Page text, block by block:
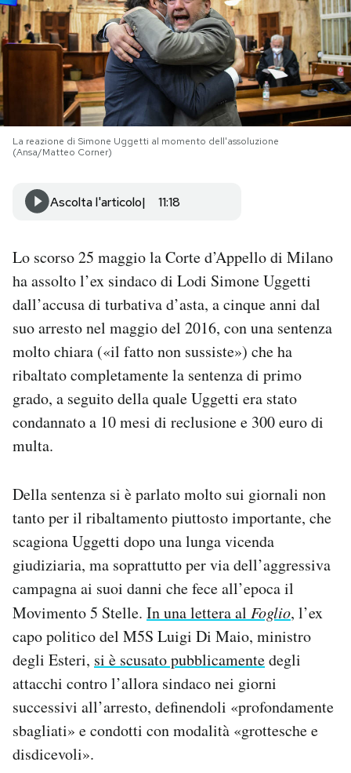
PODCAST
NEWSLETTER
I MIEI PREFERITI
AREA PERSONALE
Newsletter
Notifiche mobile
Regala il Post
Hai bisogno di aiuto?
Esci
La reazione di Simone Uggetti al momento dell'assoluzione
(Ansa/Matteo Corner)
Ascolta l'articolo 11:18
Lo scorso 25 maggio la Corte d’Appello di Milano
ha assolto l’ex sindaco di Lodi Simone Uggetti
dall’accusa di turbativa d’asta, a cinque anni dal
suo arresto nel maggio del 2016, con una sentenza
molto chiara («il fatto non sussiste») che ha
ribaltato completamente la sentenza di primo
grado, a seguito della quale Uggetti era stato
condannato a 10 mesi di reclusione e 300 euro di
multa.
Della sentenza si è parlato molto sui giornali non
tanto per il ribaltamento piuttosto importante, che
scagiona Uggetti dopo una lunga vicenda
giudiziaria, ma soprattutto per via dell’aggressiva
campagna ai suoi danni che fece all’epoca il
Movimento 5 Stelle. In una lettera al Foglio, l’ex
capo politico del M5S Luigi Di Maio, ministro
degli Esteri, si è scusato pubblicamentedegli
attacchi contro l’allora sindaco nei giorni
successivi all’arresto, definendoli «profondamente
sbagliati» e condotti con modalità «grottesche e
disdicevoli».